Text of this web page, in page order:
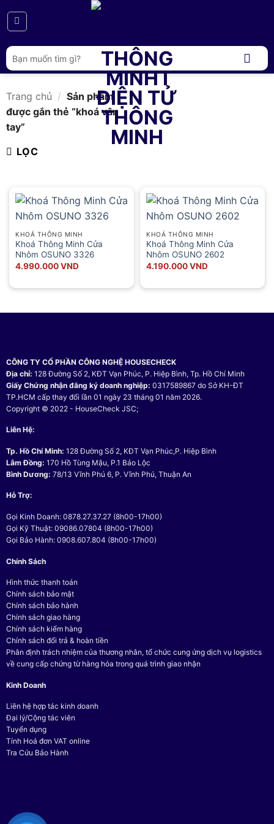
qua
dung
Tìm
kiếm:
Trang chủ / Sản phẩm
được gắn thẻ “khoá vân
tay”
LỌC
KHOÁ THÔNG MINH
Khoá Thông Minh Cửa
Nhôm OSUNO 3326
4.990.000VND
KHOÁ THÔNG MINH
Khoá Thông Minh Cửa
Nhôm OSUNO 2602
4.190.000VND
CÔNG TY CỔ PHẦN CÔNG NGHỆ HOUSECHECK
Địa chỉ: 128 Đường Số 2, KĐT Vạn Phúc, P. Hiệp Bình, Tp. Hồ Chí Minh
Giấy Chứng nhận đăng ký doanh nghiệp: 0317589867 do Sở KH-ĐT
TP.HCM cấp thay đổi lần 01 ngày 23 tháng 01 năm 2026.
Copyright © 2022 - HouseCheck JSC;
Liên Hệ:
Tp. Hồ Chí Minh: 128 Đường Số 2, KĐT Vạn Phúc,P. Hiệp Bình
Lâm Đồng: 170 Hồ Tùng Mậu, P.1 Bảo Lộc
Bình Dương: 78/13 Vĩnh Phú 6, P. Vĩnh Phú, Thuận An
Hỗ Trợ:
Gọi Kinh Doanh: 0878.27.37.27 (8h00-17h00)
Gọi Kỹ Thuật: 09086.07804 (8h00-17h00)
Gọi Bảo Hành: 0908.607.804 (8h00-17h00)
Chính Sách
Hình thức thanh toán
Chính sách bảo mật
Chính sách bảo hành
Chính sách giao hàng
Chính sách kiểm hàng
Chính sách đổi trả & hoàn tiền
Phân định trách nhiệm của thương nhân, tổ chức cung ứng dịch vụ logistics
về cung cấp chứng từ hàng hóa trong quá trình giao nhận
Kinh Doanh
Liên hệ hợp tác kinh doanh
Đại lý/Cộng tác viên
Tuyển dụng
Tính Hoá đơn VAT online
Tra Cứu Bảo Hành